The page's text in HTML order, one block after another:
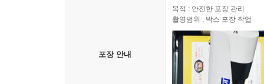
포장 안내
목적 : 안전한 포장 관리
촬영범위 : 박스 포장 작업